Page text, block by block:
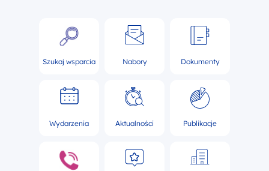
Szukaj wsparcia Nabory Dokumenty
Wydarzenia Aktualności Publikacje